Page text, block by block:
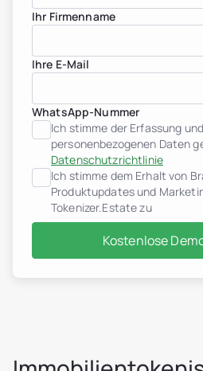
Ihr Firmenname
Ihre E-Mail
WhatsApp-Nummer
Ich stimme der Erfassung
personenbezogenen Daten
Datenschutzrichtlinie
Ich stimme dem Erhalt von
Produktupdates und
Tokenizer.Estate zu
Kostenlose